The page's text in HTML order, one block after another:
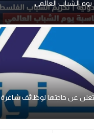
يوم الشباب العالمي
عن حاجتها لوظائف شاغرة